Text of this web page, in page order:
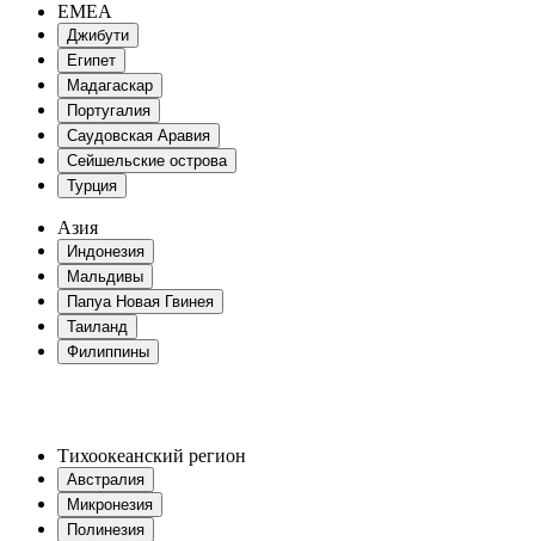
EMEA
Джибути
Египет
Мадагаскар
Португалия
Саудовская Аравия
Сейшельские острова
Турция
Азия
Индонезия
Мальдивы
Папуа Новая Гвинея
Таиланд
Филиппины
Тихоокеанский регион
Австралия
Микронезия
Полинезия